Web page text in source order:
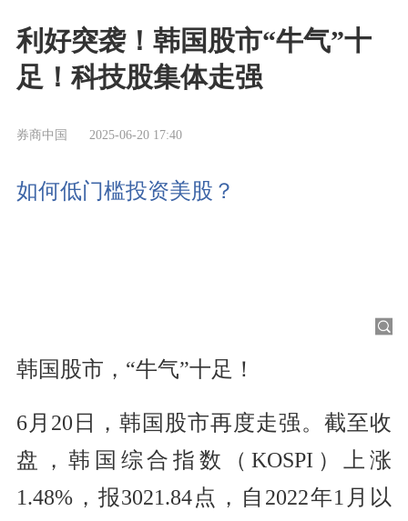
利好突袭！韩国股市“牛气”十
足！科技股集体走强
券商中国 2025-06-20 17:40
如何低门槛投资美股？
韩国股市，“牛气”十足！
6月20日，韩国股市再度走强。截至收
盘，韩国综合指数（KOSPI）上涨
1.48%，报3021.84点，自2022年1月以